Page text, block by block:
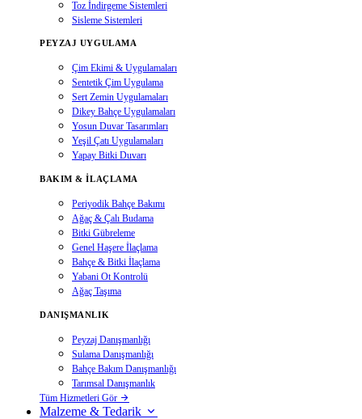
Toz İndirgeme Sistemleri
Sisleme Sistemleri
PEYZAJ UYGULAMA
Çim Ekimi & Uygulamaları
Sentetik Çim Uygulama
Sert Zemin Uygulamaları
Dikey Bahçe Uygulamaları
Yosun Duvar Tasarımları
Yeşil Çatı Uygulamaları
Yapay Bitki Duvarı
BAKIM & İLAÇLAMA
Periyodik Bahçe Bakımı
Ağaç & Çalı Budama
Bitki Gübreleme
Genel Haşere İlaçlama
Bahçe & Bitki İlaçlama
Yabani Ot Kontrolü
Ağaç Taşıma
DANIŞMANLIK
Peyzaj Danışmanlığı
Sulama Danışmanlığı
Bahçe Bakım Danışmanlığı
Tarımsal Danışmanlık
Tüm Hizmetleri Gör
Malzeme & Tedarik